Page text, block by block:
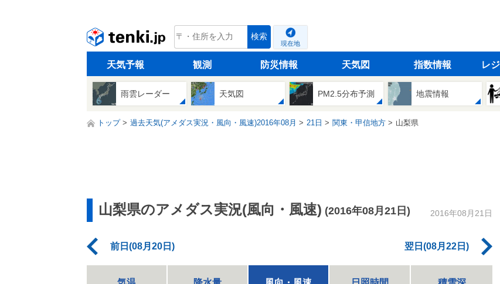
tenki.jp 検索
現在地
天気予報 観測 防災情報 天気図 指数情報 レ
雨雲レーダー 天気図 PM2.5分布予測 地震情報
トップ 過去天気(アメダス実況・風向・風速)2016年08月 21日 関東・甲信地方 山梨県
山梨県のアメダス実況(風向・風速) (2016年08月21日) 2016年08月21日
前日(08月20日) 翌日(08月22日)